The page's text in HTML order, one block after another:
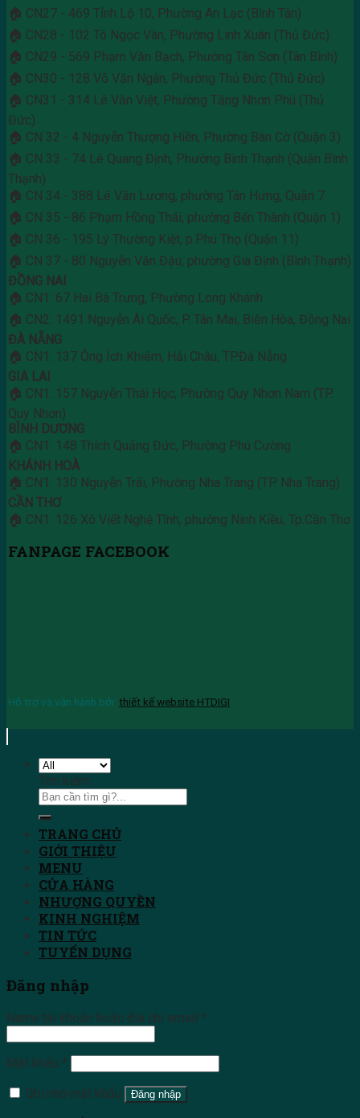
🏠 CN27 - 469 Tỉnh Lộ 10, Phường An Lạc (Bình Tân)
🏠 CN28 - 102 Tô Ngọc Vân, Phường Linh Xuân (Thủ Đức)
🏠 CN29 - 569 Phạm Văn Bạch, Phường Tân Sơn (Tân Bình)
🏠 CN30 - 128 Võ Văn Ngân, Phường Thủ Đức (Thủ Đức)
🏠 CN31 - 314 Lê Văn Việt, Phường Tăng Nhơn Phú (Thủ
Đức)
🏠 CN 32 - 4 Nguyễn Thượng Hiền, Phường Bàn Cờ (Quận 3)
🏠 CN 33 - 74 Lê Quang Định, Phường Bình Thạnh (Quận Bình
Thạnh)
🏠 CN 34 - 388 Lê Văn Lương, phường Tân Hưng, Quận 7
🏠 CN 35 - 86 Phạm Hồng Thái, phường Bến Thành (Quận 1)
🏠 CN 36 - 195 Lý Thường Kiệt, p.Phú Thọ (Quận 11)
🏠 CN 37 - 80 Nguyễn Văn Đậu, phường Gia Định (Bình Thạnh)
ĐỒNG NAI
🏠 CN1: 67 Hai Bà Trưng, Phường Long Khánh
🏠 CN2: 1491 Nguyễn Ái Quốc, P. Tân Mai, Biên Hòa, Đồng Nai
ĐÀ NẴNG
🏠 CN1: 137 Ông Ích Khiêm, Hải Châu, TP.Đà Nẵng
GIA LAI
🏠 CN1: 157 Nguyễn Thái Học, Phường Quy Nhơn Nam (TP.
Quy Nhơn)
BÌNH DƯƠNG
🏠 CN1: 148 Thích Quảng Đức, Phường Phú Cường
KHÁNH HOÀ
🏠 CN1: 130 Nguyễn Trãi, Phường Nha Trang (TP. Nha Trang)
CẦN THƠ
🏠 CN1: 126 Xô Viết Nghệ Tĩnh, phường Ninh Kiều, Tp.Cần Thơ
FANPAGE FACEBOOK
Hỗ trợ và vận hành bởi: thiết kế website HTDIGI
Tìm kiếm:
TRANG CHỦ
GIỚI THIỆU
MENU
CỬA HÀNG
NHƯỢNG QUYỀN
KINH NGHIỆM
TIN TỨC
TUYỂN DỤNG
Đăng nhập
Name tài khoản hoặc địa chỉ email *
Mật khẩu *
Ghi nhớ mật khẩu
Đăng nhập